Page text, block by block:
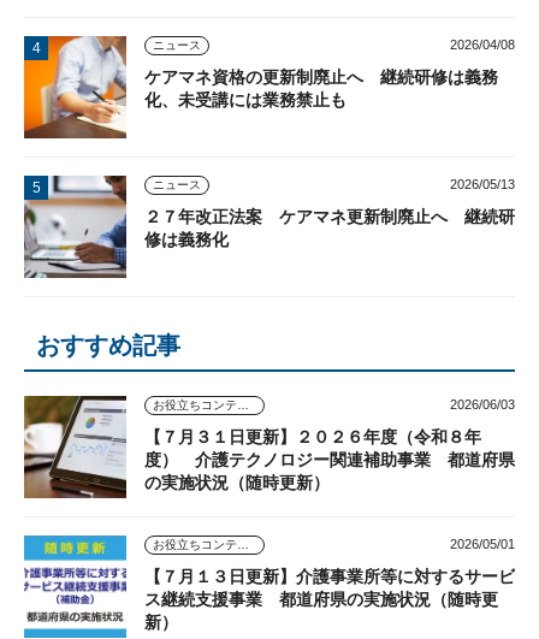
ニュース 2026/04/08
ケアマネ資格の更新制廃止へ 継続研修は義務
化、未受講には業務禁止も
ニュース 2026/05/13
２７年改正法案 ケアマネ更新制廃止へ 継続研
修は義務化
おすすめ記事
お役立ちコンテンツ 2026/06/03
【７月３１日更新】２０２６年度（令和８年
度） 介護テクノロジー関連補助事業 都道府県
の実施状況（随時更新）
お役立ちコンテンツ 2026/05/01
【７月１３日更新】介護事業所等に対するサービ
ス継続支援事業 都道府県の実施状況（随時更
新）